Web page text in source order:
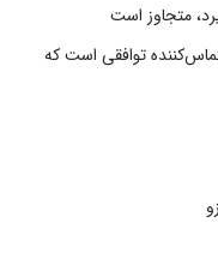
متجاوز است
توافقی است که